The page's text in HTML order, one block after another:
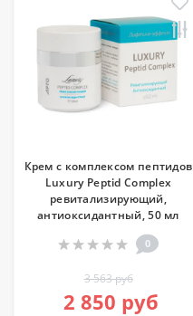
Крем с комплексом пептидов
Luxury Peptid Complex
ревитализирующий,
антиоксидантный, 50 мл
0
3 563 руб
2 850 руб